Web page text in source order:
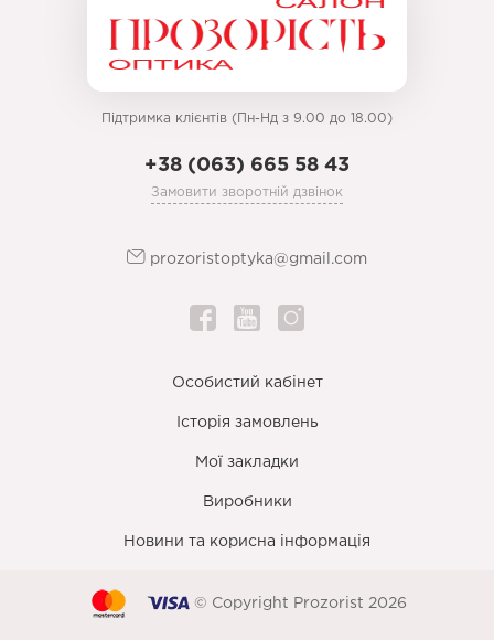
Підтримка клієнтів (Пн-Нд з 9.00 до 18.00)
+38 (063) 665 58 43
Замовити зворотній дзвінок
prozoristoptyka@gmail.com
Особистий кабінет
Історія замовлень
Мої закладки
Виробники
Новини та корисна інформація
© Copyright Prozorist 2026